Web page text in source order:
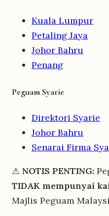
Kuala Lumpur
Petaling Jaya
Johor Bahru
Penang
Peguam Syarie
Direktori Syarie
Johor Bahru
Senarai Firma
⚠ NOTIS PENTING:
TIDAK mempunyai
Majlis Peguam